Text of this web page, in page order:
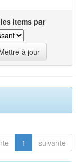
items par
1 suivante